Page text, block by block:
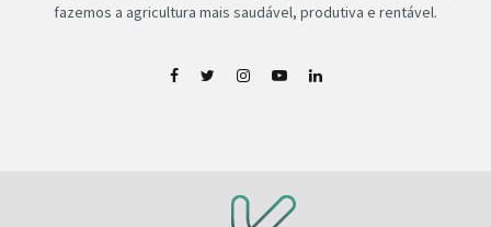
fazemos a agricultura mais saudável, produtiva e rentável.